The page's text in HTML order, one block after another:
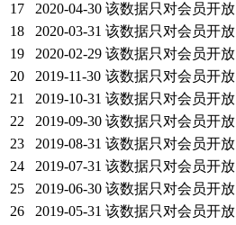
17
2020-04-30 该数据只对会员开放
18
2020-03-31 该数据只对会员开放
19
2020-02-29 该数据只对会员开放
20
2019-11-30 该数据只对会员开放
21
2019-10-31 该数据只对会员开放
22
2019-09-30 该数据只对会员开放
23
2019-08-31 该数据只对会员开放
24
2019-07-31 该数据只对会员开放
25
2019-06-30 该数据只对会员开放
26
2019-05-31 该数据只对会员开放